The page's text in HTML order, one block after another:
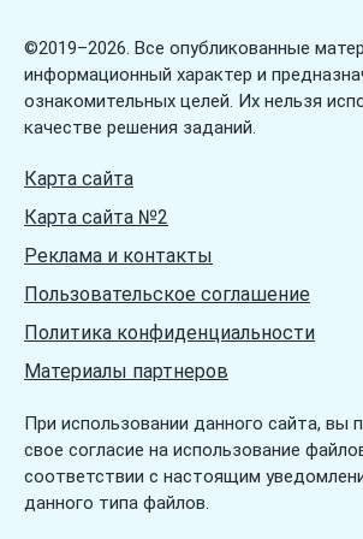
©2019–2026. Все опубликованные
информационный характер и
ознакомительных целей. Их нельзя
качестве решения заданий.
Карта сайта
Карта сайта №2
Реклама и контакты
Пользовательское соглашение
Политика конфиденциальности
Материалы партнеров
При использовании данного сайта, вы
свое согласие на использование
соответствии с настоящим
данного типа файлов.